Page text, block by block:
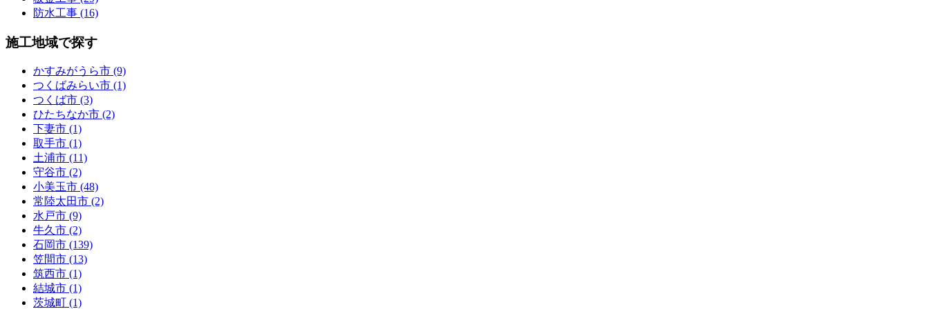
防水工事 (16)
施工地域で探す
かすみがうら市 (9)
つくばみらい市 (1)
つくば市 (3)
ひたちなか市 (2)
下妻市 (1)
取手市 (1)
土浦市 (11)
守谷市 (2)
小美玉市 (48)
常陸太田市 (2)
水戸市 (9)
牛久市 (2)
石岡市 (139)
笠間市 (13)
筑西市 (1)
結城市 (1)
茨城町 (1)